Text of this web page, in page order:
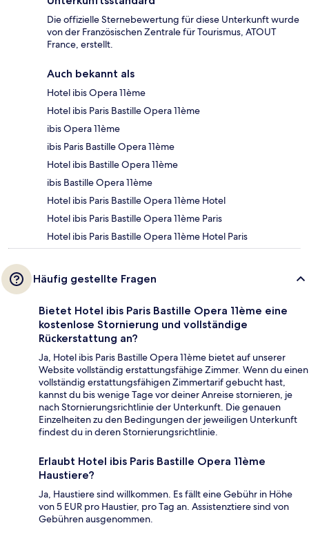
Die offizielle Sternebewertung für diese Unterkunft wurde
von der Französischen Zentrale für Tourismus, ATOUT
France, erstellt.
Auch bekannt als
Hotel ibis Opera 11ème
Hotel ibis Paris Bastille Opera 11ème
ibis Opera 11ème
ibis Paris Bastille Opera 11ème
Hotel ibis Bastille Opera 11ème
ibis Bastille Opera 11ème
Hotel ibis Paris Bastille Opera 11ème Hotel
Hotel ibis Paris Bastille Opera 11ème Paris
Hotel ibis Paris Bastille Opera 11ème Hotel Paris
Häufig gestellte Fragen
Bietet Hotel ibis Paris Bastille Opera 11ème eine
kostenlose Stornierung und vollständige
Rückerstattung an?
Ja, Hotel ibis Paris Bastille Opera 11ème bietet auf unserer
Website vollständig erstattungsfähige Zimmer. Wenn du einen
vollständig erstattungsfähigen Zimmertarif gebucht hast,
kannst du bis wenige Tage vor deiner Anreise stornieren, je
nach Stornierungsrichtlinie der Unterkunft. Die genauen
Einzelheiten zu den Bedingungen der jeweiligen Unterkunft
findest du in deren Stornierungsrichtlinie.
Erlaubt Hotel ibis Paris Bastille Opera 11ème
Haustiere?
Ja, Haustiere sind willkommen. Es fällt eine Gebühr in Höhe
von 5 EUR pro Haustier, pro Tag an. Assistenztiere sind von
Gebühren ausgenommen.